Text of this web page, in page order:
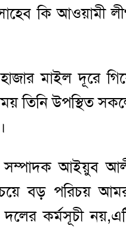
কি আওয়ামী
মাইল দূরে
তিনি উপস্থিত
সম্পাদক আইয়ুব
বড় পরিচয়
দলের কর্মসূচী